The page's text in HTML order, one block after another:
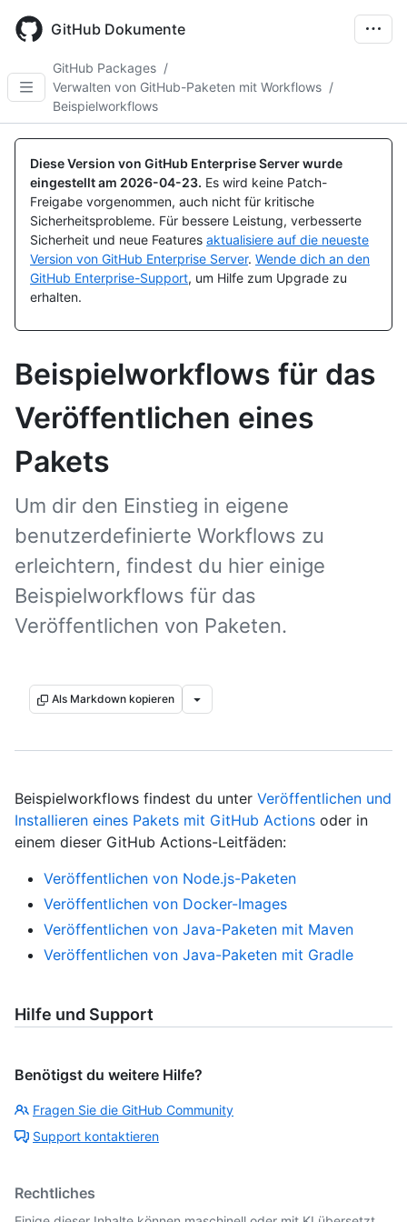
main
GitHub Dokumente
GitHub Packages /
Verwalten von GitHub-Paketen mit Workflows /
Beispielworkflows
Diese Version von GitHub Enterprise Server wurde
eingestellt am 2026-04-23. Es wird keine Patch-
Freigabe vorgenommen, auch nicht für kritische
Sicherheitsprobleme. Für bessere Leistung, verbesserte
Sicherheit und neue Features aktualisiere auf die neueste
Version von GitHub Enterprise Server. Wende dich an den
GitHub Enterprise-Support, um Hilfe zum Upgrade zu
erhalten.
Beispielworkflows für das
Veröffentlichen eines
Pakets
Um dir den Einstieg in eigene
benutzerdefinierte Workflows zu
erleichtern, findest du hier einige
Beispielworkflows für das
Veröffentlichen von Paketen.
Als Markdown kopieren
Beispielworkflows findest du unter Veröffentlichen und
Installieren eines Pakets mit GitHub Actions oder in
einem dieser GitHub Actions-Leitfäden:
Veröffentlichen von Node.js-Paketen
Veröffentlichen von Docker-Images
Veröffentlichen von Java-Paketen mit Maven
Veröffentlichen von Java-Paketen mit Gradle
Hilfe und Support
Benötigst du weitere Hilfe?
Fragen Sie die GitHub Community
Support kontaktieren
Rechtliches